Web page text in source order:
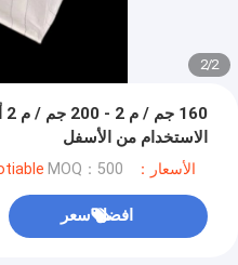
2
/
2
الاستخدام من الأسفل
الأسعار：negotiable MOQ：500
افضل سعر